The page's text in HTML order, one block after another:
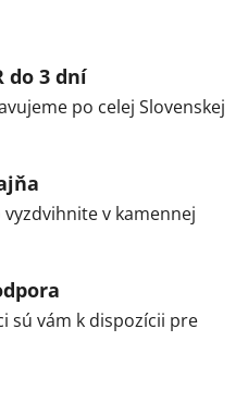
do 3 dní
po celej Slovenskej
v kamennej
sú vám k dispozícii pre